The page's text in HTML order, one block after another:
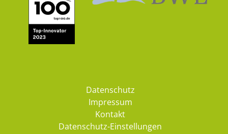
Datenschutz
Impressum
Kontakt
Datenschutz-Einstellungen